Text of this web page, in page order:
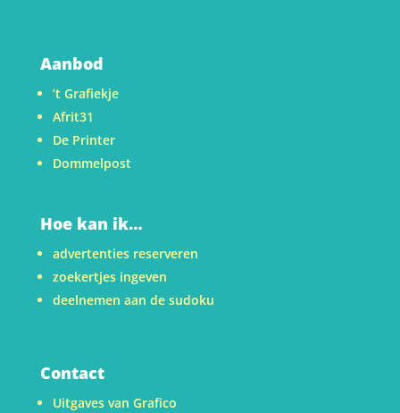
Aanbod
’t Grafiekje
Afrit31
De Printer
Dommelpost
Hoe kan ik…
advertenties reserveren
zoekertjes ingeven
deelnemen aan de sudoku
Contact
Uitgaves van Grafico